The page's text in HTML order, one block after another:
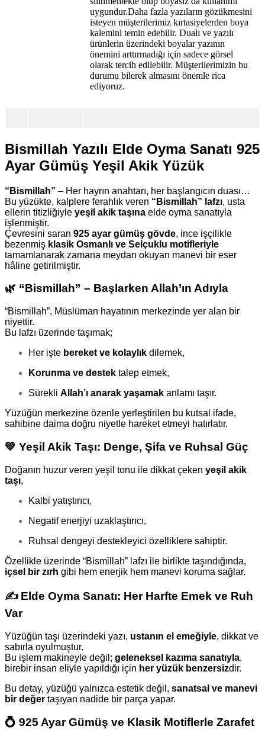
uygundur.Daha fazla yazıların gözükmesini
isteyen müşterilerimiz kırtasiyelerden boya
kalemini temin edebilir. Dualı ve yazılı
ürünlerin üzerindeki boyalar yazının
önemini arttırmadığı için sadece görsel
olarak tercih edilebilir. Müşterilerimizin bu
durumu bilerek almasını önemle rica
ediyoruz.
Bismillah Yazılı Elde Oyma Sanatı 925
Ayar Gümüş Yeşil Akik Yüzük
“Bismillah” – Her hayrın anahtarı, her başlangıcın duası…
Bu yüzükte, kalplere ferahlık veren “Bismillah” lafzı, usta
ellerin titizliğiyle yeşil akik taşına elde oyma sanatıyla
işlenmiştir.
Çevresini saran 925 ayar gümüş gövde, ince işçilikle
bezenmiş klasik Osmanlı ve Selçuklu motifleriyle
tamamlanarak zamana meydan okuyan manevi bir eser
hâline getirilmiştir.
🌿 “Bismillah” – Başlarken Allah’ın Adıyla
“Bismillah”, Müslüman hayatının merkezinde yer alan bir
niyettir.
Bu lafzı üzerinde taşımak;
Her işte bereket ve kolaylık dilemek,
Korunma ve destek talep etmek,
Sürekli Allah’ı anarak yaşamak anlamı taşır.
Yüzüğün merkezine özenle yerleştirilen bu kutsal ifade,
sahibine daima doğru niyetle hareket etmeyi hatırlatır.
💚 Yeşil Akik Taşı: Denge, Şifa ve Ruhsal Güç
Doğanın huzur veren yeşil tonu ile dikkat çeken yeşil akik
taşı,
Kalbi yatıştırıcı,
Negatif enerjiyi uzaklaştırıcı,
Ruhsal dengeyi destekleyici özelliklere sahiptir.
Özellikle üzerinde “Bismillah” lafzı ile birlikte taşındığında,
içsel bir zırh gibi hem enerjik hem manevi koruma sağlar.
✍️ Elde Oyma Sanatı: Her Harfte Emek ve Ruh
Var
Yüzüğün taşı üzerindeki yazı, ustanın el emeğiyle, dikkat ve
sabırla oyulmuştur.
Bu işlem makineyle değil; geleneksel kazıma sanatıyla,
birebir insan eliyle yapıldığı için her yüzük benzersizdir.
Bu detay, yüzüğü yalnızca estetik değil, sanatsal ve manevi
bir değer taşıyan nadide bir parça yapar.
💍 925 Ayar Gümüş ve Klasik Motiflerle Zarafet